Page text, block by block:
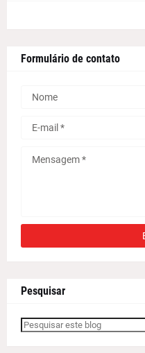
Formulário de contato
Pesquisar